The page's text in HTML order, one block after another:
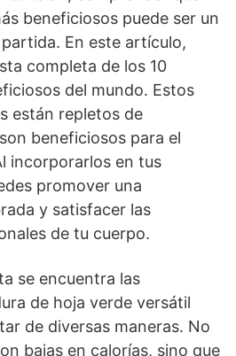
beneficiosos puede ser un
En este artículo,
completa de los 10
del mundo. Estos
están repletos de
beneficiosos para el
incorporarlos en tus
promover una
y satisfacer las
de tu cuerpo.
se encuentra las
de hoja verde versátil
de diversas maneras. No
bajas en calorías, sino que